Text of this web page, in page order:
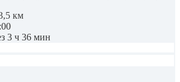
км
3 ч 36 мин